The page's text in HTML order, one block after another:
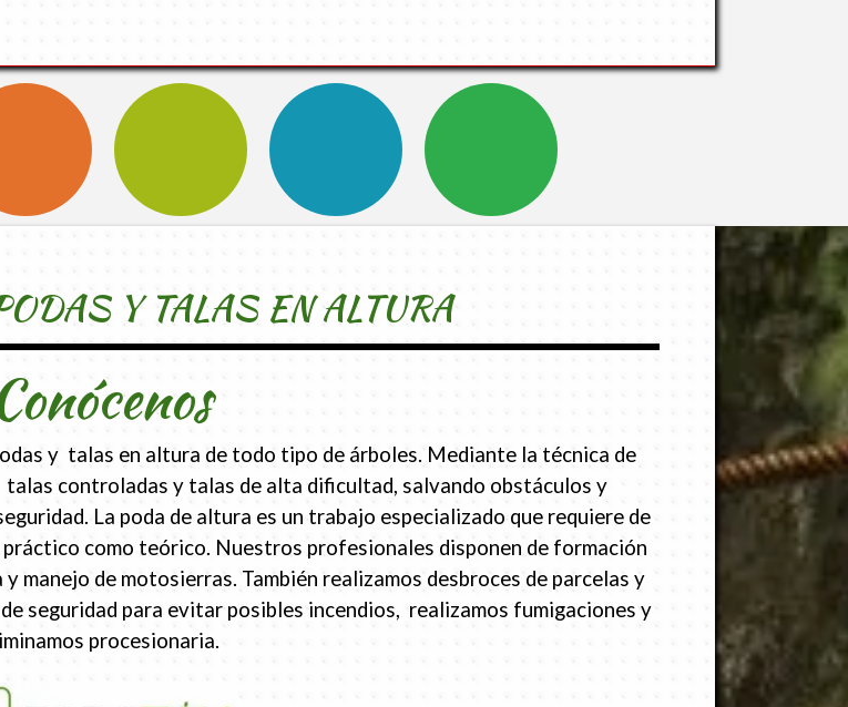
Y TALAS EN ALTURA
y talas en altura de todo tipo de árboles. Mediante la técnica de
controladas y talas de alta dificultad, salvando obstáculos y
La poda de altura es un trabajo especializado que requiere de
como teórico. Nuestros profesionales disponen de formación
manejo de motosierras. También realizamos desbroces de parcelas y
seguridad para evitar posibles incendios, realizamos fumigaciones y
procesionaria.